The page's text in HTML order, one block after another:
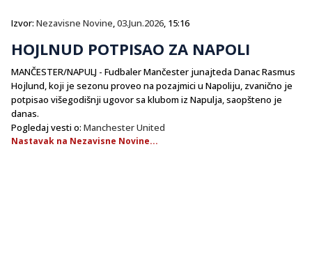
Izvor: Nezavisne Novine,03.Jun.2026, 15:16
HOJLNUD POTPISAO ZA NAPOLI
MANČESTER/NAPULJ - Fudbaler Mančester junajteda Danac Rasmus
Hojlund, koji je sezonu proveo na pozajmici u Napoliju, zvanično je
potpisao višegodišnji ugovor sa klubom iz Napulja, saopšteno je
danas.
Pogledaj vesti o: Manchester United
Nastavak na Nezavisne Novine...